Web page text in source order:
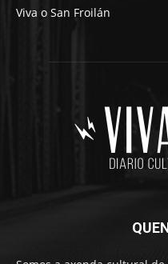
Viva o San Froilán